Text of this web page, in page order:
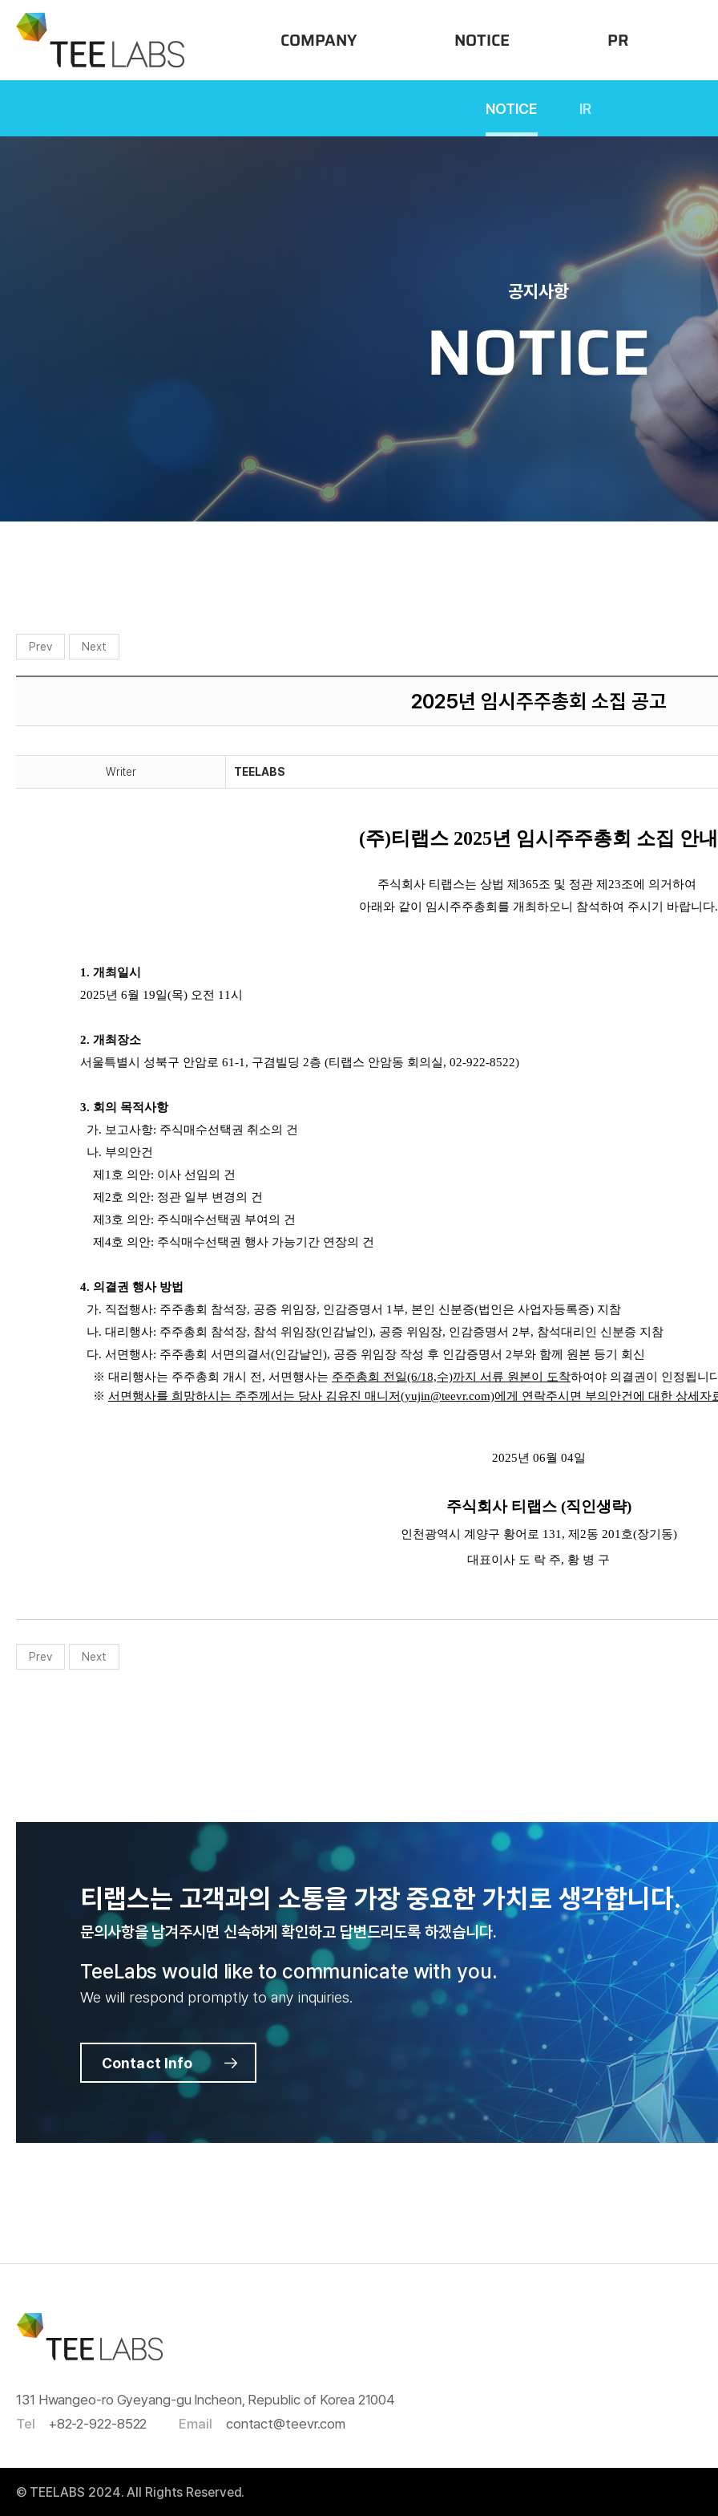
COMPANY NOTICE
NOTICE
PR
NOTICE IR
공지사항
NOTICE
Prev Next
2025년 임시주주총회 소집 공고
Writer TEELABS
(주)티랩스 2025년 임시주주총회 소집 안내
주식회사 티랩스는 상법 제365조 및 정관 제23조에 의거하여
아래와 같이 임시주주총회를 개최하오니 참석하여 주시기 바랍니다.
1. 개최일시
2025년 6월 19일(목) 오전 11시
2. 개최장소
서울특별시 성북구 안암로 61-1, 구겸빌딩 2층 (티랩스 안암동 회의실, 02-922-8522)
3. 회의 목적사항
가. 보고사항: 주식매수선택권 취소의 건
나. 부의안건
제1호 의안: 이사 선임의 건
제2호 의안: 정관 일부 변경의 건
제3호 의안: 주식매수선택권 부여의 건
제4호 의안: 주식매수선택권 행사 가능기간 연장의 건
4. 의결권 행사 방법
가. 직접행사: 주주총회 참석장, 공증 위임장, 인감증명서 1부, 본인 신분증(법인은 사업자등록증) 지참
나. 대리행사: 주주총회 참석장, 참석 위임장(인감날인), 공증 위임장, 인감증명서 2부, 참석대리인 신분증 지참
다. 서면행사: 주주총회 서면의결서(인감날인), 공증 위임장 작성 후 인감증명서 2부와 함께 원본 등기 회신
※ 대리행사는 주주총회 개시 전, 서면행사는 주주총회 전일(6/18,수)까지 서류 원본이 도착하여야 의결권이 인정됩니
※ 서면행사를 희망하시는 주주께서는 당사 김유진 매니저(yujin@teevr.com)에게 연락주시면 부의안건에 대한 상세자
2025년 06월 04일
주식회사 티랩스 (직인생략)
인천광역시 계양구 황어로 131, 제2동 201호(장기동)
대표이사 도 락 주, 황 병 구
Prev Next
티랩스는 고객과의 소통을 가장 중요한 가치로 생각합니다.
문의사항을 남겨주시면 신속하게 확인하고 답변드리도록 하겠습니다.
TeeLabs would like to communicate with you.
We will respond promptly to any inquiries.
Contact Info
131 Hwangeo-ro Gyeyang-gu Incheon, Republic of Korea 21004
Tel
+82-2-922-8522 Email contact@teevr.com
© TEELABS 2024. All Rights Reserved.